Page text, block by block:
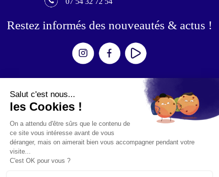
Restez informés des nouveautés & actus !
Simulateurs
Mouvement